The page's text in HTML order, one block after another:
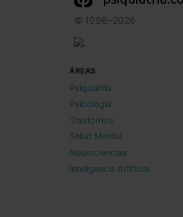
© 1996–2026
ÁREAS
Psiquiatría
Psicología
Trastornos
Salud Mental
Neurociencias
Inteligencia Artificial